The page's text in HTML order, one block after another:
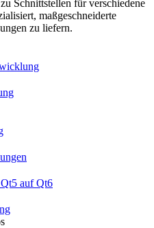
Schnittstellen für verschiedene
maßgeschneiderte
zu liefern.
auf Qt6